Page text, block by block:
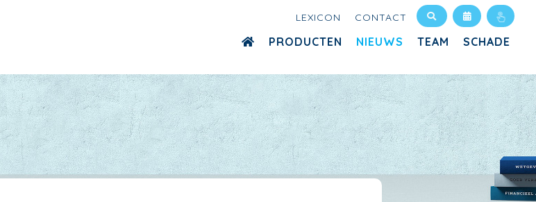
LEXICON CONTACT
PRODUCTEN NIEUWS TEAM SCHADE